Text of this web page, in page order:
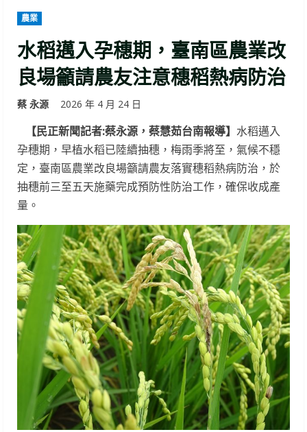
農業
水稻邁入孕穗期，臺南區農業改
良場籲請農友注意穗稻熱病防治
蔡 永源 2026 年 4 月 24 日
【民正新聞記者:蔡永源，蔡慧茹台南報導】 水稻邁入
孕穗期，早植水稻已陸續抽穗，梅雨季將至，氣候不穩
定，臺南區農業改良場籲請農友落實穗稻熱病防治，於
抽穗前三至五天施藥完成預防性防治工作，確保收成產
量。